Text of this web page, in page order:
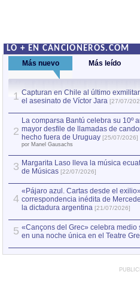
LO + EN CANCIONEROS.COM
Más nuevo Más leído
1 Capturan en Chile al último
el asesinato de Víctor Jara [27/07/
2
La comparsa Bantú celebra su 10º
mayor desfile de llamadas de
hecho fuera de Uruguay [25/07/2026]
por Manel Gausachs
3 Margarita Laso lleva la música
de Músicas [22/07/2026]
4
«Pájaro azul. Cartas desde el
correspondencia inédita de
la dictadura argentina [21/07/2026]
5 «Cançons del Grec» celebra medio
en una noche única en el Teatre